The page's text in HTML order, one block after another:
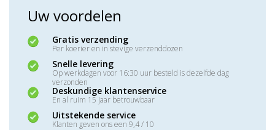
Uw voordelen
Gratis verzending
Per koerier en in stevige verzenddozen
Snelle levering
Op werkdagen voor 16:30 uur besteld is dezelfde dag
verzonden
Deskundige klantenservice
En al ruim 15 jaar betrouwbaar
Uitstekende service
Klanten geven ons een 9,4 / 10